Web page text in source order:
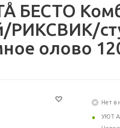
БЕСТО
РИКСВИК/
олово
Нет в
УЮТ